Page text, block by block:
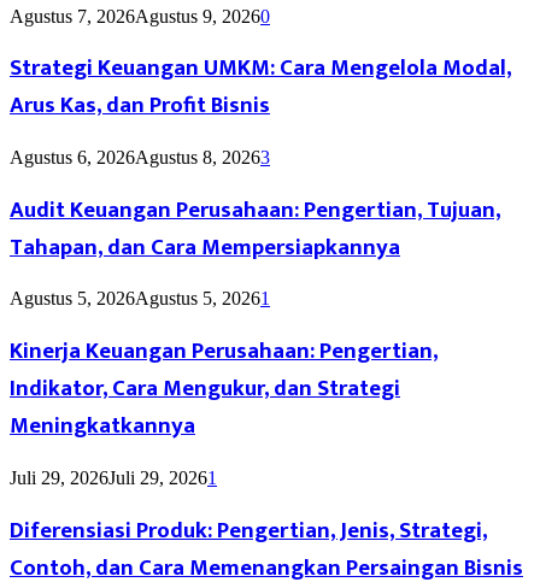
Agustus 7, 2026Agustus 9, 20260
Strategi Keuangan UMKM: Cara Mengelola Modal,
Arus Kas, dan Profit Bisnis
Agustus 6, 2026Agustus 8, 20263
Audit Keuangan Perusahaan: Pengertian, Tujuan,
Tahapan, dan Cara Mempersiapkannya
Agustus 5, 2026Agustus 5, 20261
Kinerja Keuangan Perusahaan: Pengertian,
Indikator, Cara Mengukur, dan Strategi
Meningkatkannya
Juli 29, 2026Juli 29, 20261
Diferensiasi Produk: Pengertian, Jenis, Strategi,
Contoh, dan Cara Memenangkan Persaingan Bisnis